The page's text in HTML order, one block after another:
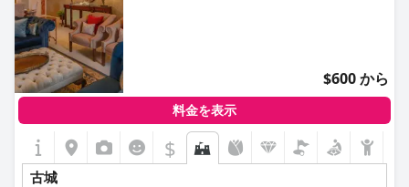
$600 から
料金を表示
$
古城